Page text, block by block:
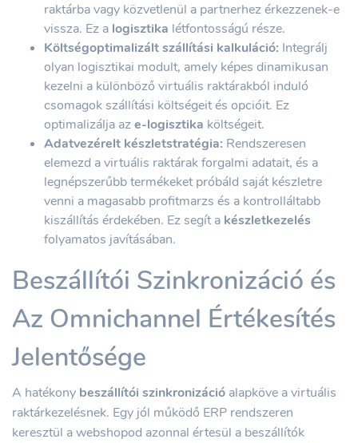
raktárba vagy közvetlenül a partnerhez érkezzenek-e
vissza. Ez a logisztika létfontosságú része.
Költségoptimalizált szállítási kalkuláció: Integrálj
olyan logisztikai modult, amely képes dinamikusan
kezelni a különböző virtuális raktárakból induló
csomagok szállítási költségeit és opcióit. Ez
optimalizálja aze-logisztika költségeit.
Adatvezérelt készletstratégia: Rendszeresen
elemezd a virtuális raktárak forgalmi adatait, és a
legnépszerűbb termékeket próbáld saját készletre
venni a magasabb profitmarzs és a kontrolláltabb
kiszállítás érdekében. Ez segít a készletkezelés
folyamatos javításában.
Beszállítói Szinkronizáció és
Az Omnichannel Értékesítés
Jelentősége
A hatékony beszállítói szinkronizáció alapköve a virtuális
raktárkezelésnek. Egy jól működő ERP rendszeren
keresztül a webshopod azonnal értesül a beszállítók